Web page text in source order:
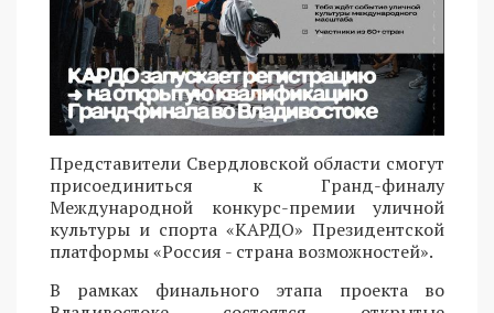
Представители Свердловской области смогут
присоединиться к Гранд-финалу
Международной конкурс-премии уличной
культуры и спорта «КАРДО» Президентской
платформы «Россия - страна возможностей».
В рамках финального этапа проекта во